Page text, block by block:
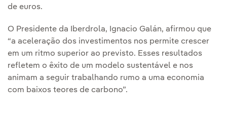
de euros.
O Presidente da Iberdrola, Ignacio Galán, afirmou que
“a aceleração dos investimentos nos permite crescer
em um ritmo superior ao previsto. Esses resultados
refletem o êxito de um modelo sustentável e nos
animam a seguir trabalhando rumo a uma economia
com baixos teores de carbono”.